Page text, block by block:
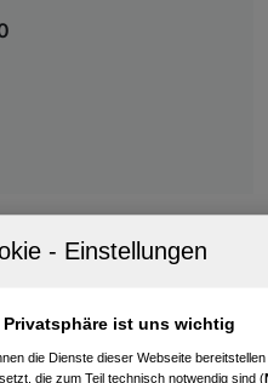
Privatsphäre ist uns wichtig
die Dienste dieser Webseite
die zum Teil technisch notwendig sind (